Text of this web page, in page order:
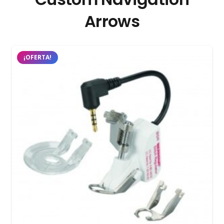
Arrows
¡OFERTA!